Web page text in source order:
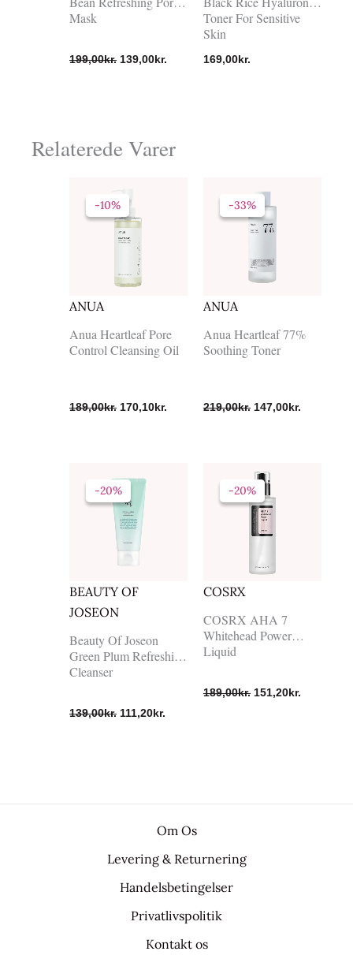
Mask
199,00kr. 139,00kr.
Toner For Sensitive
Skin
169,00kr.
Relaterede Varer
-10%
ANUA
-10%
Anua Heartleaf Pore
Control Cleansing Oil
189,00kr.
oprindelige
pris
var:
189,00kr..
170,10kr.
-33%
ANUA
-33%
Anua Heartleaf 77%
Soothing Toner
219,00kr.
oprindelige
pris
var:
147,00kr.
-20%
BEAUTY OF
JOSEON
-20%
Beauty Of Joseon
Green Plum Refreshing
Cleanser
139,00kr.
oprindelige
pris
var:
139,00kr..
111,20kr.
-20%
COSRX
-20%
COSRX AHA 7
Whitehead Power
Liquid
189,00kr.
Den
oprindelige
pris
var:
189,00kr..
151,20kr.
Om Os
Levering & Returnering
Handelsbetingelser
Privatlivspolitik
Kontakt os